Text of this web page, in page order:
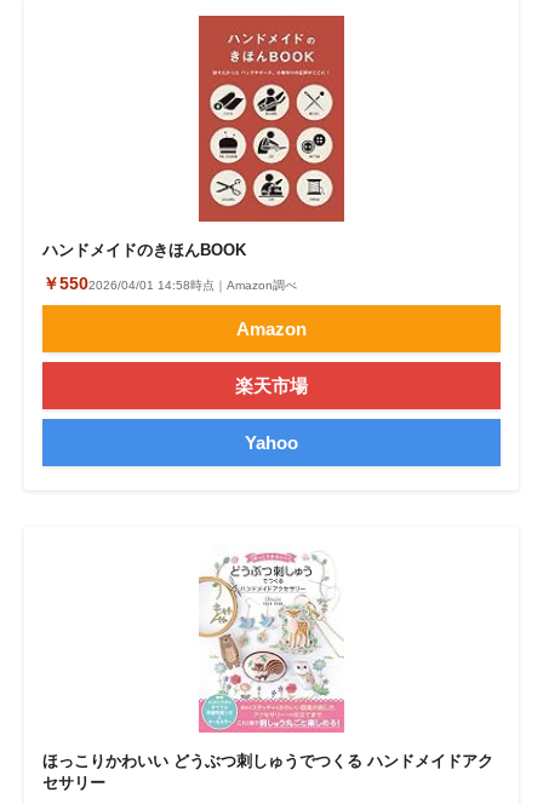
ハンドメイドのきほんBOOK
￥5502026/04/01 14:58時点｜Amazon調べ
Amazon
楽天市場
Yahoo
ほっこりかわいい どうぶつ刺しゅうでつくる ハンドメイドアク
セサリー